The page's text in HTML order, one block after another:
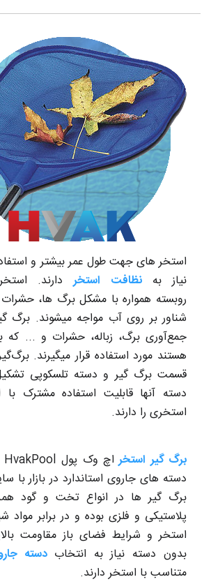
استخر های جهت طول عمر بیشتر و
نیاز بهنظافت استخردارند.
روبسته همواره با مشکل برگ ها،
شناور بر روی آب مواجه میشوند. برگ
جمع‌آوری برگ، زباله، حشرات و ... که
هستند مورد استفاده قرار میگیرند.
قسمت برگ گیر و دسته تلسکوپی
دسته آنها قابلیت استفاده مشترک
استخری را دارند.
برگ گیر استخر
برگ گیر ها در انواع تخت و گود
پلاستیکی و فلزی بوده و در برابر مواد
استخر و شرایط فضای باز مقاومت
بدون دسته نیاز به انتخاب دسته
متناسب با استخر دارند.